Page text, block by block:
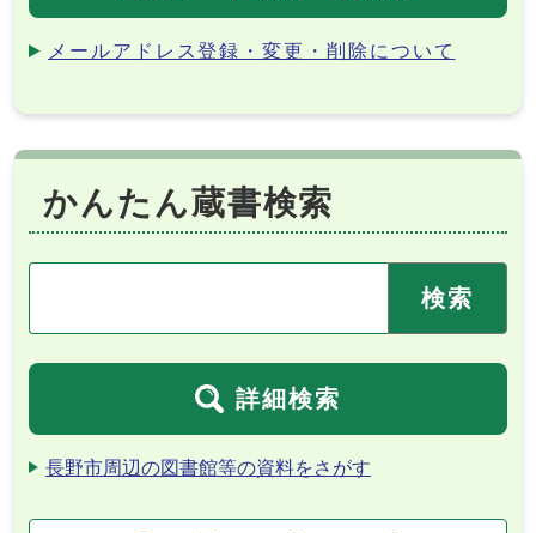
メールアドレス登録・変更・削除について
かんたん蔵書検索
詳細検索
長野市周辺の図書館等の資料をさがす